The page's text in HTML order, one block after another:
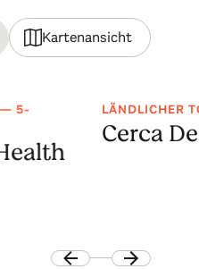
Kartenansicht
— 5-
LÄNDLICHER
Cerca